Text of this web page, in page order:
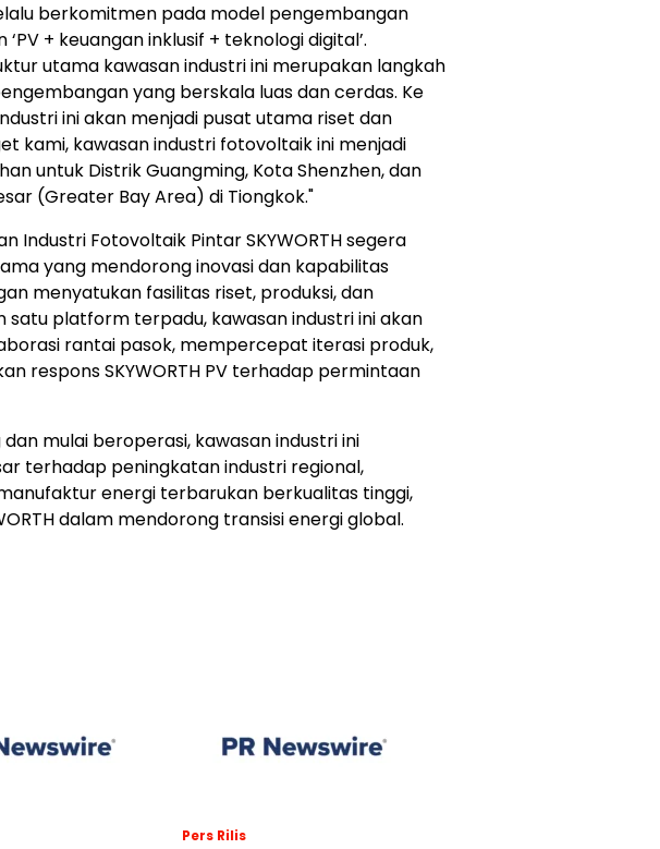
berkomitmen pada model pengembangan
+ keuangan inklusif + teknologi digital’.
utama kawasan industri ini merupakan langkah
yang berskala luas dan cerdas. Ke
ini akan menjadi pusat utama riset dan
kami, kawasan industri fotovoltaik ini menjadi
untuk Distrik Guangming, Kota Shenzhen, dan
(Greater Bay Area) di Tiongkok."
Industri Fotovoltaik Pintar SKYWORTH segera
yang mendorong inovasi dan kapabilitas
menyatukan fasilitas riset, produksi, dan
satu platform terpadu, kawasan industri ini akan
rantai pasok, mempercepat iterasi produk,
respons SKYWORTH PV terhadap permintaan
mulai beroperasi, kawasan industri ini
terhadap peningkatan industri regional,
energi terbarukan berkualitas tinggi,
dalam mendorong transisi energi global.
Pers Rilis